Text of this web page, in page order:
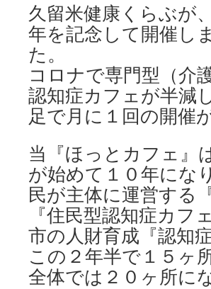
久留米健康くらぶが
年を記念して開催し
コロナで専門型（介
認知症カフェが半減
足で月に１回の開催
当『ほっとカフェ』
が始めて１０年にな
民が主体に運営する
『住民型認知症カフ
市の人財育成『認知
この２年半で１５ヶ
全体では２０ヶ所に